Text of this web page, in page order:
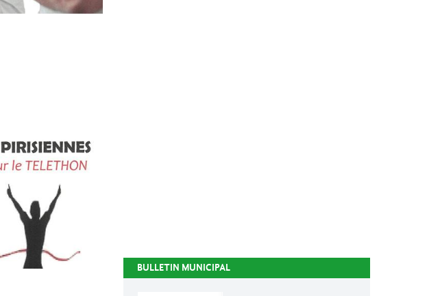
BULLETIN MUNICIPAL